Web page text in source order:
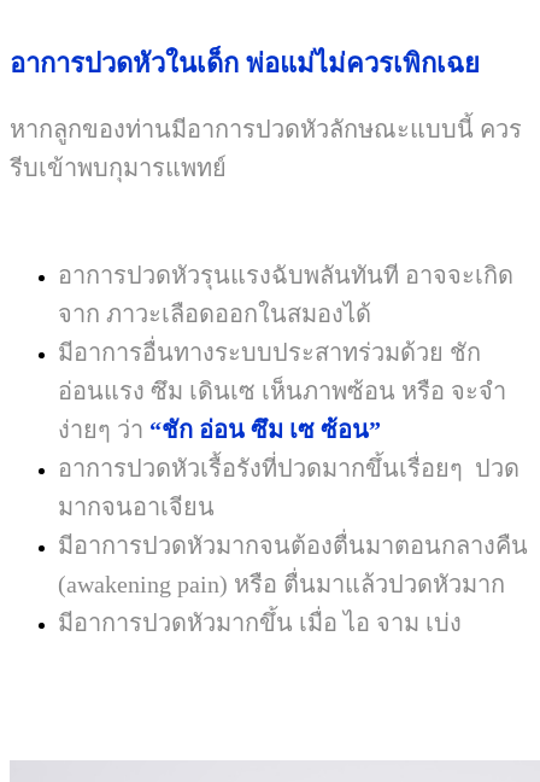
อาการปวดหัวในเด็ก พ่อแม่ไม่ควรเพิกเฉย
หากลูกของท่านมีอาการปวดหัวลักษณะแบบนี้ ควร
รีบเข้าพบกุมารแพทย์
อาการปวดหัวรุนแรงฉับพลันทันที อาจจะเกิด
จาก ภาวะเลือดออกในสมองได้
มีอาการอื่นทางระบบประสาทร่วมด้วย ชัก
อ่อนแรง ซึม เดินเซ เห็นภาพซ้อน หรือ จะจำ
ง่ายๆ ว่า “ชัก อ่อน ซึม เซ ซ้อน”
อาการปวดหัวเรื้อรังที่ปวดมากขึ้นเรื่อยๆ ปวด
มากจนอาเจียน
มีอาการปวดหัวมากจนต้องตื่นมาตอนกลางคืน
(awakening pain) หรือ ตื่นมาแล้วปวดหัวมาก
มีอาการปวดหัวมากขึ้น เมื่อ ไอ จาม เบ่ง